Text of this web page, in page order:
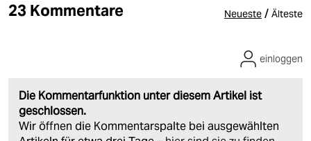
23 Kommentare Neueste / Älteste
Die Kommentarfunktion unter diesem Artikel ist
geschlossen.
Wir öffnen die Kommentarspalte bei ausgewählten
einloggen